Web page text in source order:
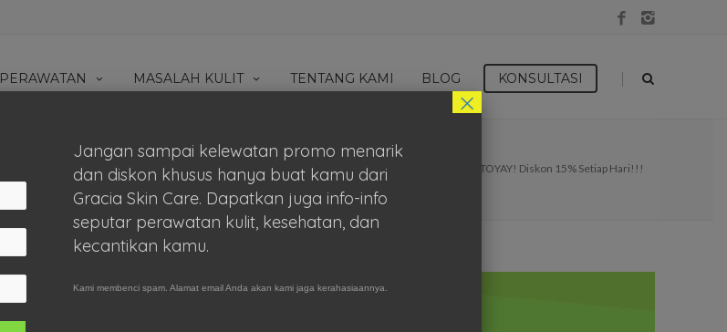
PERAWATAN MASALAH KULIT TENTANG KAMI BLOG KONSULTASI
Home OKTOYAY! Diskon 15% Setiap Hari!!!
Jangan sampai kelewatan promo menarik
dan diskon khusus hanya buat kamu dari
Gracia Skin Care. Dapatkan juga info-info
seputar perawatan kulit, kesehatan, dan
kecantikan kamu.
Kami membenci spam. Alamat email Anda akan kami jaga kerahasiaannya.
×